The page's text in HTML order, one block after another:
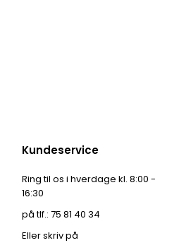
Kundeservice
Ring til os i hverdage kl. 8:00 -
16:30
på tlf.: 75 81 40 34
Eller skriv på